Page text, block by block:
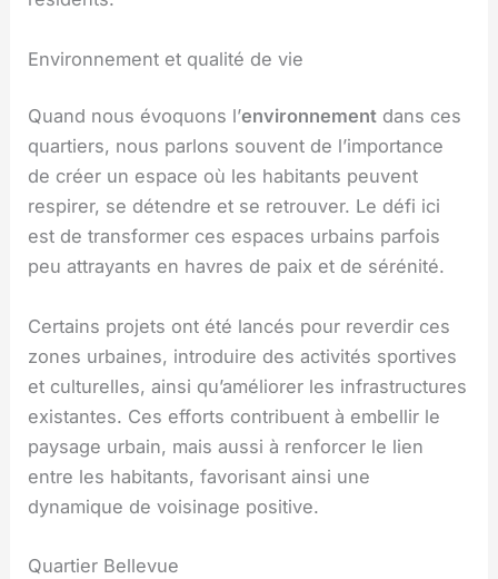
Environnement et qualité de vie
Quand nous évoquons l’environnement dans ces
quartiers, nous parlons souvent de l’importance
de créer un espace où les habitants peuvent
respirer, se détendre et se retrouver. Le défi ici
est de transformer ces espaces urbains parfois
peu attrayants en havres de paix et de sérénité.
Certains projets ont été lancés pour reverdir ces
zones urbaines, introduire des activités sportives
et culturelles, ainsi qu’améliorer les infrastructures
existantes. Ces efforts contribuent à embellir le
paysage urbain, mais aussi à renforcer le lien
entre les habitants, favorisant ainsi une
dynamique de voisinage positive.
Quartier Bellevue